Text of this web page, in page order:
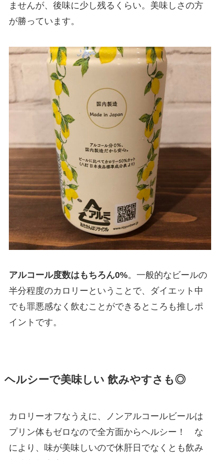
ませんが、後味に少し残るくらい。美味しさの方
が勝っています。
アルコール度数はもちろん0%。一般的なビールの
半分程度のカロリーということで、ダイエット中
でも罪悪感なく飲むことができるところも推しポ
イントです。
ヘルシーで美味しい 飲みやすさも◎
カロリーオフなうえに、ノンアルコールビールは
プリン体もゼロなので全方面からヘルシー！ な
により、味が美味しいので休肝日でなくとも飲み